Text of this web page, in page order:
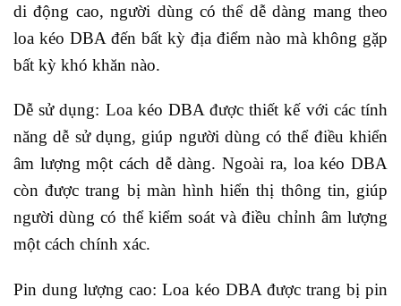
di động cao, người dùng có thể dễ dàng mang theo
loa kéo DBA đến bất kỳ địa điểm nào mà không gặp
bất kỳ khó khăn nào.
Dễ sử dụng: Loa kéo DBA được thiết kế với các tính
năng dễ sử dụng, giúp người dùng có thể điều khiển
âm lượng một cách dễ dàng. Ngoài ra, loa kéo DBA
còn được trang bị màn hình hiển thị thông tin, giúp
người dùng có thể kiểm soát và điều chỉnh âm lượng
một cách chính xác.
Pin dung lượng cao: Loa kéo DBA được trang bị pin